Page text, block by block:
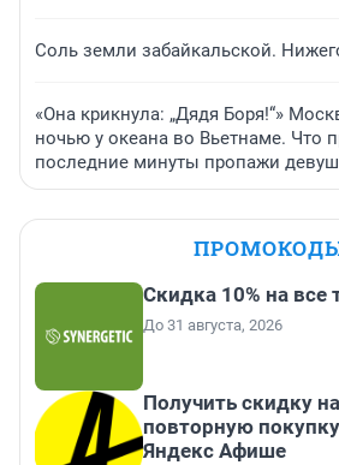
Соль земли забайкальской.
«Она крикнула: „Дядя Боря!“»
ночью у океана во Вьетнаме. Что
последние минуты пропажи
Скидка 10% на все
До 31 августа, 2026
Получить скидку
повторную
Яндекс Афише